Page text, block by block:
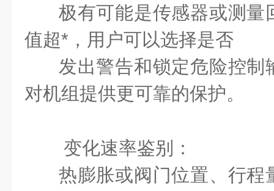
极有可能是传感器或测量
值超*，用户可以选择是否
发出警告和锁定危险控制
对机组提供更可靠的保护。
变化速率鉴别：
热膨胀或阀门位置、行程